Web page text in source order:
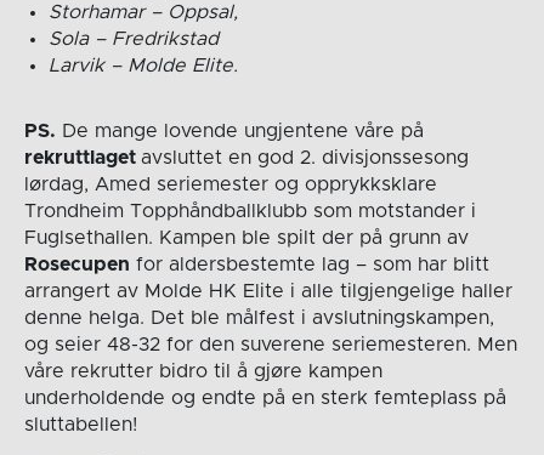
Storhamar – Oppsal,
Sola – Fredrikstad
Larvik – Molde Elite.
PS. De mange lovende ungjentene våre på
rekruttlaget avsluttet en god 2. divisjonssesong
lørdag, Amed seriemester og opprykksklare
Trondheim Topphåndballklubb som motstander i
Fuglsethallen. Kampen ble spilt der på grunn av
Rosecupen for aldersbestemte lag – som har blitt
arrangert av Molde HK Elite i alle tilgjengelige haller
denne helga. Det ble målfest i avslutningskampen,
og seier 48-32 for den suverene seriemesteren. Men
våre rekrutter bidro til å gjøre kampen
underholdende og endte på en sterk femteplass på
sluttabellen!